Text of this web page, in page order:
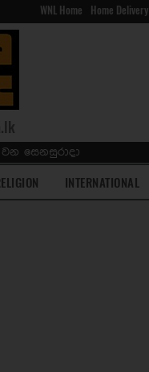
WNL Home Home Delivery
සෙනසුරාදා
INTERNATIONAL